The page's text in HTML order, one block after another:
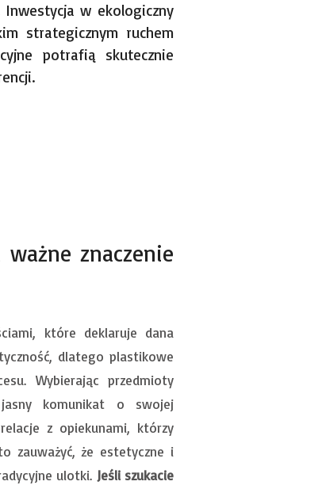
w ekologiczny
strategicznym ruchem
potrafią skutecznie
znaczenie
które deklaruje dana
dlatego plastikowe
Wybierając przedmioty
komunikat o swojej
z opiekunami, którzy
zauważyć, że estetyczne i
ulotki. Jeśli szukacie